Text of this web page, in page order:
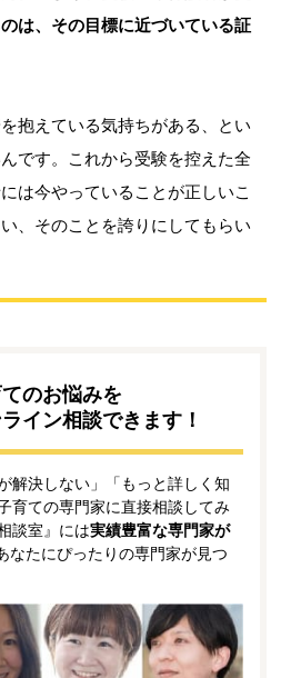
は、その目標に近づいている証
抱えている気持ちがある、とい
です。これから受験を控えた全
は今やっていることが正しいこ
、そのことを誇りにしてもらい
のお悩みを
イン相談できます！
解決しない」「もっと詳しく知
育ての専門家に直接相談してみ
談室』には実績豊富な専門家が
なたにぴったりの専門家が見つ